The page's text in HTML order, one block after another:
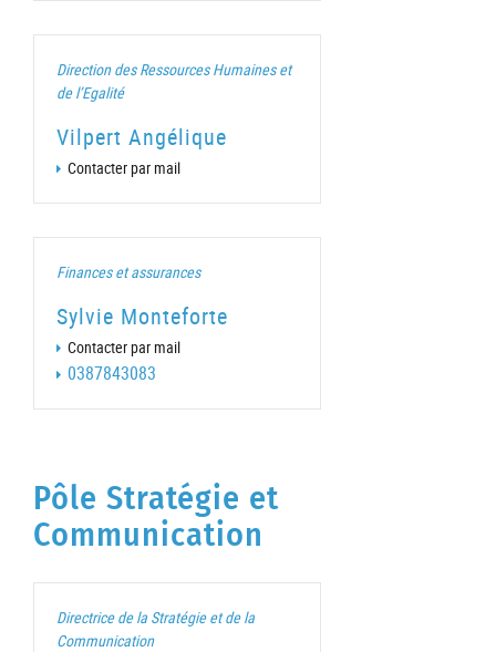
Direction des Ressources Humaines et
de l’Egalité
Vilpert Angélique
Contacter par mail
Finances et assurances
Sylvie Monteforte
Contacter par mail
0387843083
Pôle Stratégie et
Communication
Directrice de la Stratégie et de la
Communication